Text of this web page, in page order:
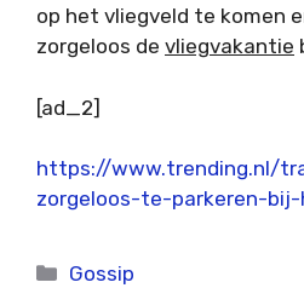
op het vliegveld te komen
zorgeloos de vliegvakantie
[ad_2]
https://www.trending.nl/
zorgeloos-te-parkeren-
Categorieën
Gossip